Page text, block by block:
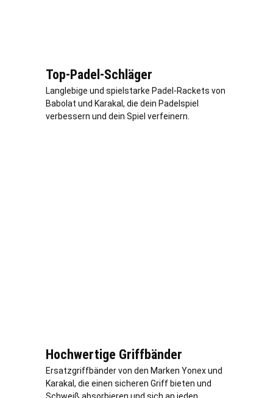
Top-Padel-Schläger
Langlebige und spielstarke Padel-Rackets von
Babolat und Karakal, die dein Padelspiel
verbessern und dein Spiel verfeinern.
Hochwertige Griffbänder
Ersatzgriffbänder von den Marken Yonex und
Karakal, die einen sicheren Griff bieten und
Schweiß absorbieren und sich an jeden